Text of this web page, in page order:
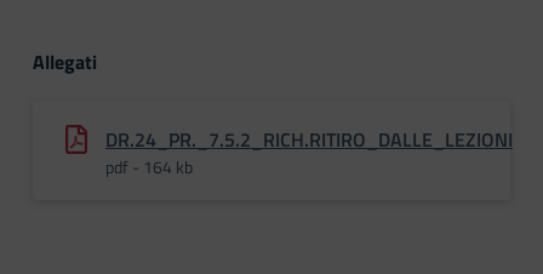
Allegati
DR.24_PR._7.5.2_RICH.RITIRO_DALLE_LEZIONI
pdf - 164 kb